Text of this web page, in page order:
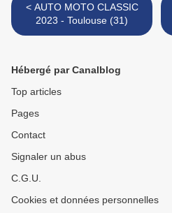
< AUTO MOTO CLASSIC
2023 - Toulouse (31)
Hébergé par Canalblog
Top articles
Pages
Contact
Signaler un abus
C.G.U.
Cookies et données personnelles